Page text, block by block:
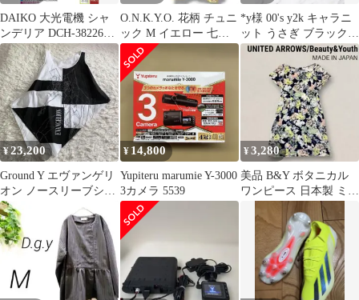
DAIKO 大光電機 シャ
ンデリア DCH-38226Y
LED
O.N.K.Y.O. 花柄 チュニ
ック M イエロー 七分
袖 総柄 7-780
ㅤ*y様 00's y2k キャラニ
ット うさぎ ブラック
スケートボード パン
¥23,200
Ground Y エヴァンゲリ
オン ノースリーブシャ
ツ
¥ 14,800
Yupiteru marumie Y-3000
3カメラ 5539
¥3,280
美品 B&Y ボタニカル
ワンピース 日本製 ミデ
ィ丈 花柄 ユナイテッド
アローズ